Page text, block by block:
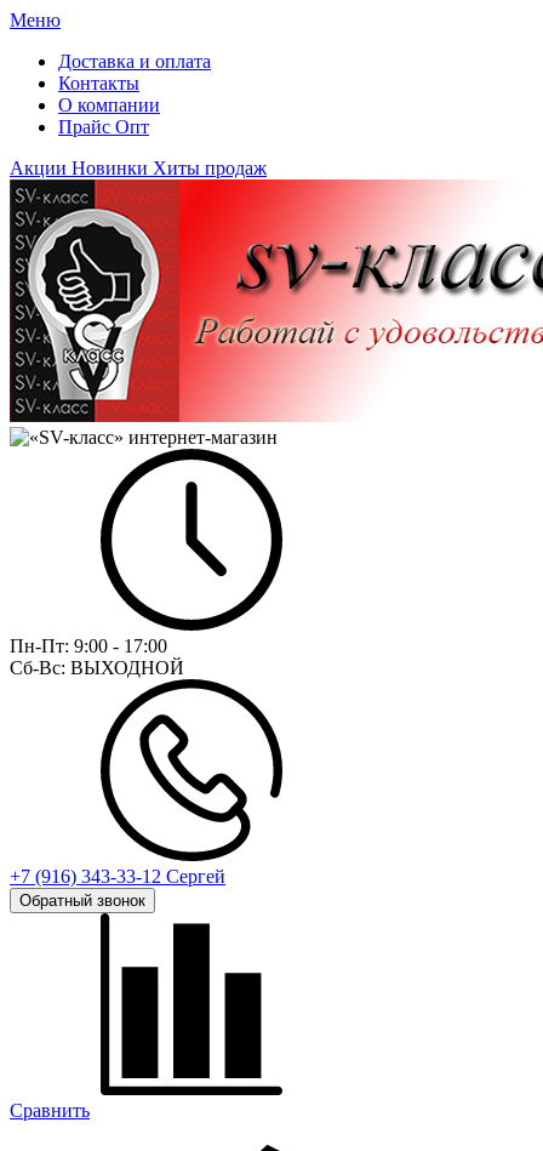
Меню
Доставка и оплата
Контакты
О компании
Прайс Опт
Акции Новинки Хиты продаж
Пн-Пт: 9:00 - 17:00
Сб-Вс: ВЫХОДНОЙ
+7 (916) 343-33-12 Сергей
Обратный звонок
Сравнить